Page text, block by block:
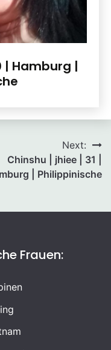
| Hamburg |
Next:
Chinshu | jhiee | 31 |
| Philippinische
Frauen: